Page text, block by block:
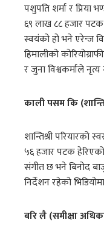
पशुपति शर्मा र प्रिया
६९ लाख ८८ हजार
स्वयंको हो भने एरेन्ज
हिमालीको
र जुना विश्वकर्माले
काली पसम कि
शान्तिश्री परियारको
५६ हजार पटक
संगीत छ भने बिनोद
निर्देशन रहेको
बरि लै (समीक्षा